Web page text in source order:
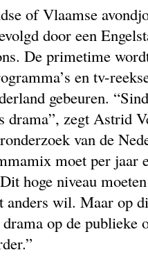
of Vlaamse
door een
De primetime
en tv-
gebeuren.
drama”, zegt Astrid
van de
moet per jaar
hoge niveau
anders wil. Maar op
op de publieke